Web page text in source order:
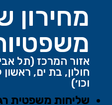
מחירון
אזור המרכז (תל
חולון, בת ים,
וכו׳)